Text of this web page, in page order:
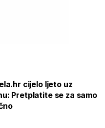
cijelo ljeto uz
Pretplatite se za samo